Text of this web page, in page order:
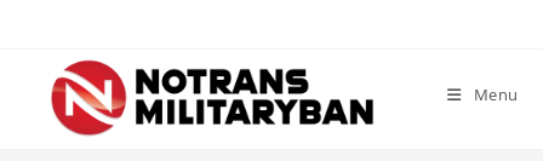
content
Menu